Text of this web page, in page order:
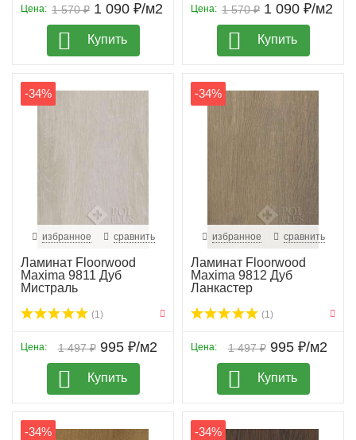
1 570 ₽
Цена: 1 090 ₽/м2
Купить
1 570 ₽
Цена: 1 090 ₽/м2
Купить
-34%
избранное сравнить
Ламинат Floorwood
Maxima 9811 Дуб
Мистраль
(1)
1 497 ₽
Цена: 995 ₽/м2
Купить
-34%
избранное сравнить
Ламинат Floorwood
Maxima 9812 Дуб
Ланкастер
(1)
1 497 ₽
Цена: 995 ₽/м2
Купить
-34% -34%